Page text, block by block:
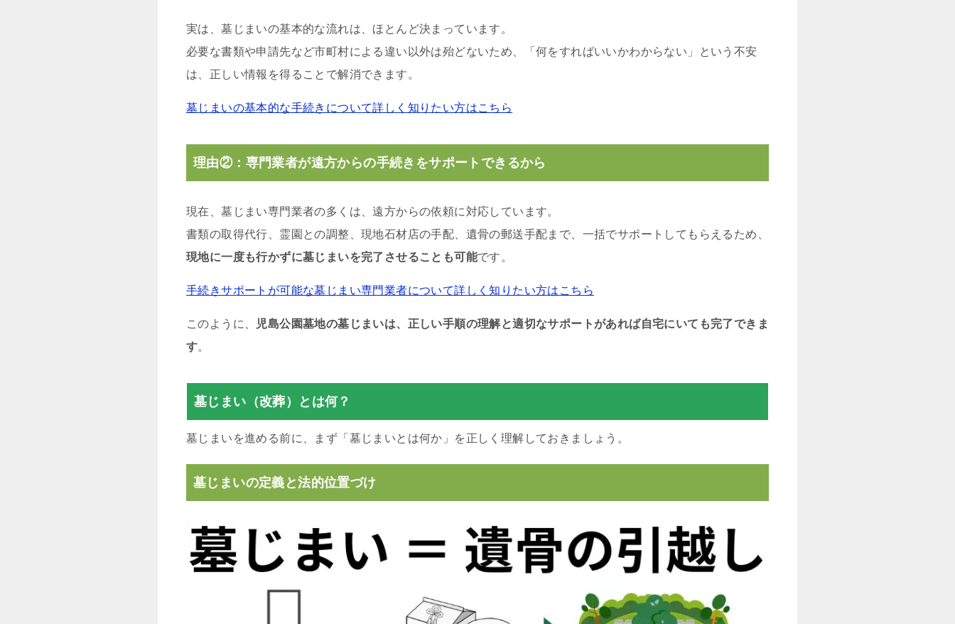
実は、墓じまいの基本的な流れは、ほとんど決まっています。
必要な書類や申請先など市町村による違い以外は殆どないため、「何をすればいいかわからない」という不安
は、正しい情報を得ることで解消できます。
墓じまいの基本的な手続きについて詳しく知りたい方はこちら
理由②：専門業者が遠方からの手続きをサポートできるから
現在、墓じまい専門業者の多くは、遠方からの依頼に対応しています。
書類の取得代行、霊園との調整、現地石材店の手配、遺骨の郵送手配まで、一括でサポートしてもらえるため、
現地に一度も行かずに墓じまいを完了させることも可能です。
手続きサポートが可能な墓じまい専門業者について詳しく知りたい方はこちら
このように、
児島公園墓地の墓じまいは、正しい手順の理解と適切なサポートがあれば自宅にいても完了できま
す。
墓じまい（改葬）とは何？
墓じまいを進める前に、まず「墓じまいとは何か」を正しく理解しておきましょう。
墓じまいの定義と法的位置づけ